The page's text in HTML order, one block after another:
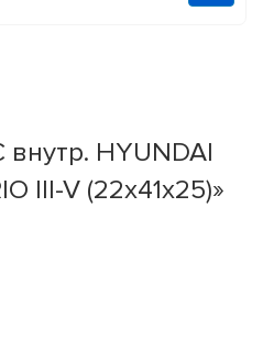
HYUNDAI
III-V (22х41х25)»